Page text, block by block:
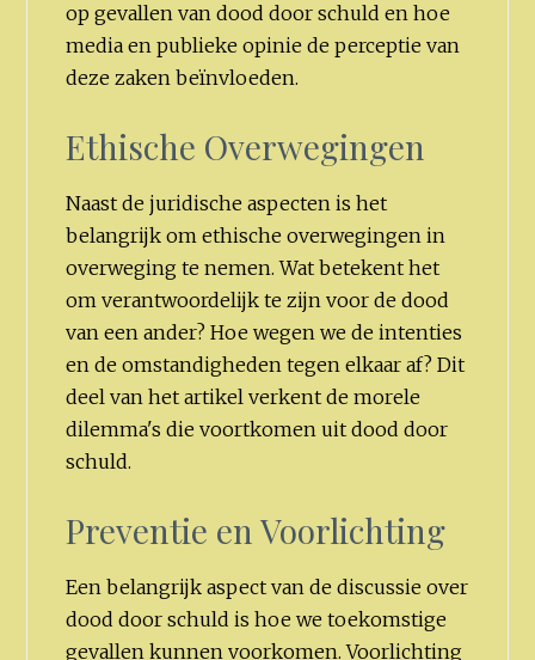
op gevallen van dood door schuld en hoe
media en publieke opinie de perceptie van
deze zaken beïnvloeden.
Ethische Overwegingen
Naast de juridische aspecten is het
belangrijk om ethische overwegingen in
overweging te nemen. Wat betekent het
om verantwoordelijk te zijn voor de dood
van een ander? Hoe wegen we de intenties
en de omstandigheden tegen elkaar af? Dit
deel van het artikel verkent de morele
dilemma's die voortkomen uit dood door
schuld.
Preventie en Voorlichting
Een belangrijk aspect van de discussie over
dood door schuld is hoe we toekomstige
gevallen kunnen voorkomen. Voorlichting